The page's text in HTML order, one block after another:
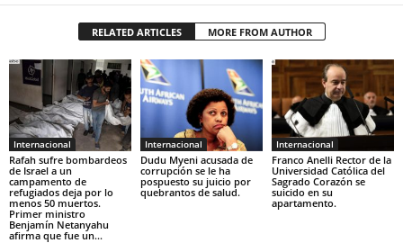
RELATED ARTICLES MORE FROM AUTHOR
Internacional
Rafah sufre bombardeos
de Israel a un
campamento de
refugiados deja por lo
menos 50 muertos.
Primer ministro
Benjamín Netanyahu
afirma que fue un...
Internacional
Dudu Myeni acusada de
corrupción se le ha
pospuesto su juicio por
quebrantos de salud.
Internacional
Franco Anelli Rector de la
Universidad Católica del
Sagrado Corazón se
suicido en su
apartamento.